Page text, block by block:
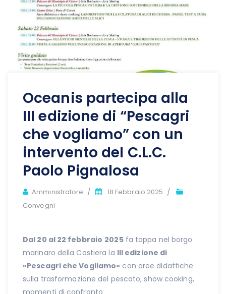
Oceanis partecipa alla
III edizione di “Pescagri
che vogliamo” con un
intervento del C.L.C.
Paolo Pignalosa
Author
Amministratore
18 Febbraio 2025
Convegni
Dal 20 al 22 febbraio 2025fa tappa nel borgo
marinaro della Costiera la III edizione di
«Pescagri che Vogliamo» con aree didattiche
sulla trasformazione del pescato, show cooking,
momenti di confronto